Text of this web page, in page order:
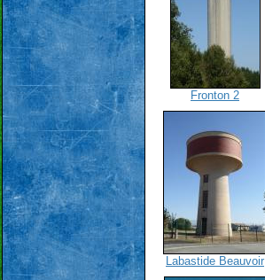
Fronton 2
Labastide Beauvoir